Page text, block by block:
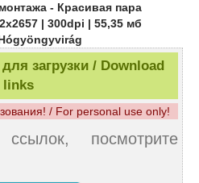
- Красивая пара
| 300dpi | 55,35 мб
загрузки / Download
links
/ For personal use only!
посмотрите